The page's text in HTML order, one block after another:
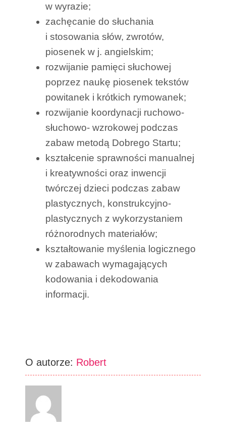
w wyrazie;
zachęcanie do słuchania
i stosowania słów, zwrotów,
piosenek w j. angielskim;
rozwijanie pamięci słuchowej
poprzez naukę piosenek tekstów
powitanek i krótkich rymowanek;
rozwijanie koordynacji ruchowo-
słuchowo- wzrokowej podczas
zabaw metodą Dobrego Startu;
kształcenie sprawności manualnej
i kreatywności oraz inwencji
twórczej dzieci podczas zabaw
plastycznych, konstrukcyjno-
plastycznych z wykorzystaniem
różnorodnych materiałów;
kształtowanie myślenia logicznego
w zabawach wymagających
kodowania i dekodowania
informacji.
O autorze: Robert